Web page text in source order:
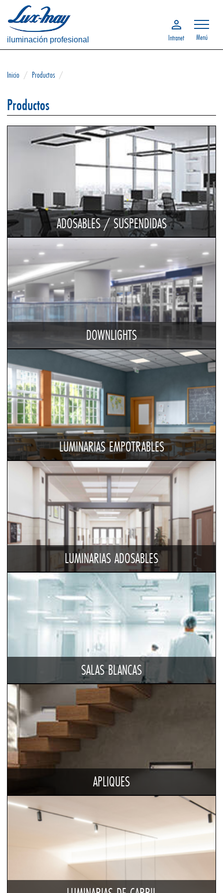
iluminación profesional Intranet Menú
Inicio / Productos /
Productos
ADOSABLES / SUSPENDIDAS
DOWNLIGHTS
LUMINARIAS EMPOTRABLES
LUMINARIAS ADOSABLES
SALAS BLANCAS
APLIQUES